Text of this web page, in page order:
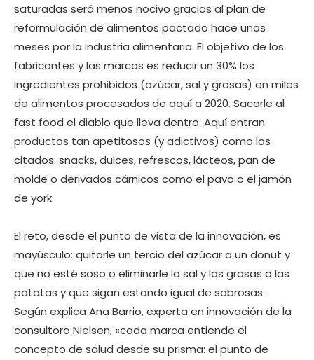
saturadas será menos nocivo gracias al plan de
reformulación de alimentos pactado hace unos
meses por la industria alimentaria. El objetivo de los
fabricantes y las marcas es reducir un 30% los
ingredientes prohibidos (azúcar, sal y grasas) en miles
de alimentos procesados de aquí a 2020. Sacarle al
fast food el diablo que lleva dentro. Aquí entran
productos tan apetitosos (y adictivos) como los
citados: snacks, dulces, refrescos, lácteos, pan de
molde o derivados cárnicos como el pavo o el jamón
de york.
El reto, desde el punto de vista de la innovación, es
mayúsculo: quitarle un tercio del azúcar a un donut y
que no esté soso o eliminarle la sal y las grasas a las
patatas y que sigan estando igual de sabrosas.
Según explica Ana Barrio, experta en innovación de la
consultora Nielsen, «cada marca entiende el
concepto de salud desde su prisma: el punto de